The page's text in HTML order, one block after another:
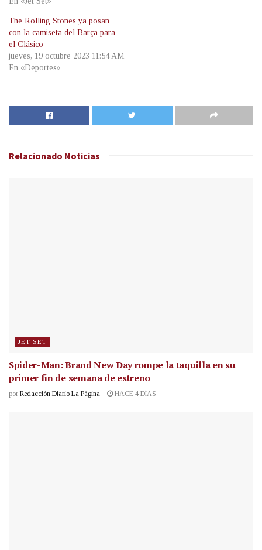
The Rolling Stones ya posan
con la camiseta del Barça para
el Clásico
jueves, 19 octubre 2023 11:54 AM
En «Deportes»
Relacionado Noticias
JET SET
Spider-Man: Brand New Day rompe la taquilla en su
primer fin de semana de estreno
por Redacción Diario La Página HACE 4 DÍAS